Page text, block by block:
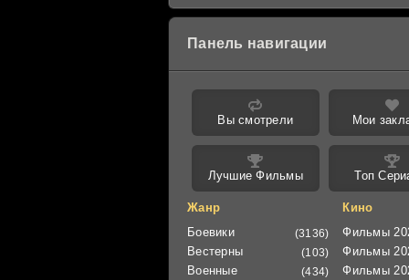
Панель навигации
Вы смотрели Мои
Лучшие Фильмы Топ
Жанр
Боевики
(3136)
Вестерны (103)
Военные (434)
Кино
Фильмы
Фильмы
Фильмы